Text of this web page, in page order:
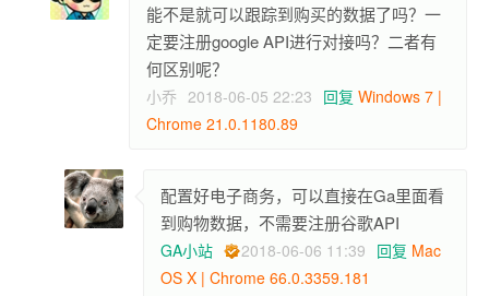
能不是就可以跟踪到购买的数据了吗？一
定要注册google API进行对接吗？二者有
何区别呢？
小乔 2018-06-05 22:23 回复 Windows 7 |
Chrome 21.0.1180.89
配置好电子商务，可以直接在Ga里面看
到购物数据，不需要注册谷歌API
GA小站 2018-06-06 11:39 回复 Mac
OS X | Chrome 66.0.3359.181